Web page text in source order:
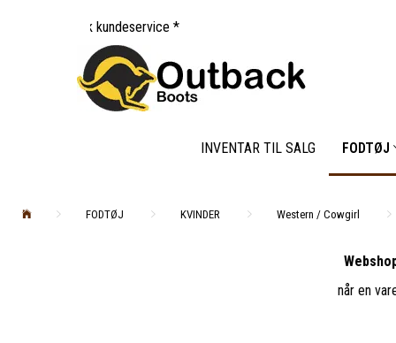
INVENTAR TIL SALG FODTØJ
FODTØJ KVINDER Western / Cowgirl
når en